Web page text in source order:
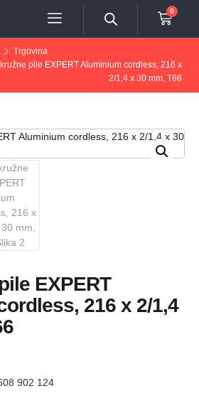
0
Trgovina
pile EXPERT Aluminium cordless, 216 x
2/1,4 x 30 mm, T66
EXPERT
216 x 2/1,4
902 124